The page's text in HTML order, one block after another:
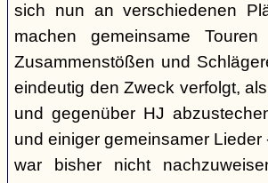
sich nun an verschiedenen
machen gemeinsame
Zusammenstößen und
eindeutig den Zweck verfolgt,
und gegenüber HJ
und einiger gemeinsamer
war bisher nicht